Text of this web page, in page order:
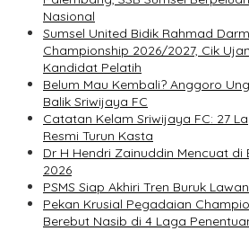
Nasional
Sumsel United Bidik Rahmad
Championship 2026/2027, Cik
Kandidat Pelatih
Belum Mau Kembali? Anggoro
Balik Sriwijaya FC
Catatan Kelam Sriwijaya FC: 27
Resmi Turun Kasta
Dr H Hendri Zainuddin Mencuat di
2026
PSMS Siap Akhiri Tren Buruk
Pekan Krusial Pegadaian
Berebut Nasib di 4 Laga